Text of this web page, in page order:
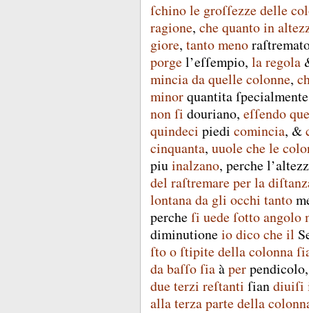
ſchinole groſſezze delle
ragione, che quantoin
giore, tantomeno
porge l’eſſempio, laregola
minciadaquelle colonne,
minorquantitaſpecialmente
nonſi douriano, eſſendo
quindeci piedi comincia, &
cinquanta, uuole che le
piuinalzano, perche
del raſtremare perla
lontanada gli occhi tanto
perche ſi uede ſottoangolo
diminutione iodicoche il
ſtooſtipite dellacolonna
dabaſſoſiaàperpendicolo
due terzi reſtanti ſiandiuiſi
allaterzaparte della